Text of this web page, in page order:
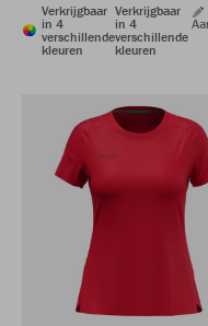
Verkrijgbaar
in 4
verschillende
kleuren
Verkrijgbaar
in 4
verschillende
kleuren